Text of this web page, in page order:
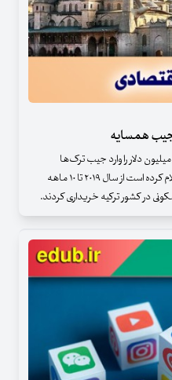
ایرانی‌ها، در کمتر از سه سال ۳ هزار و ۹۶۰ میلیون دلار را وارد جیب ترک‌ها
کردند. بر اساس آنچه مرکز آمار ترکیه اعلام کرده است از سال ۲۰۱۹ تا ۱۰ ماهه